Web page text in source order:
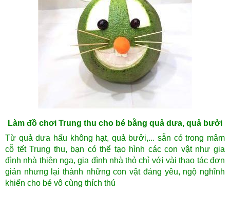
Làm đồ chơi Trung thu cho bé bằng quả dưa, quả bưởi
Từ quả dưa hấu không hạt, quả bưởi,... sẵn có trong mâm
cỗ tết Trung thu, bạn có thể tạo hình các con vật như gia
đình nhà thiên nga, gia đình nhà thỏ chỉ với vài thao tác đơn
giản nhưng lại thành những con vật đáng yêu, ngộ nghĩnh
khiến cho bé vô cùng thích thú